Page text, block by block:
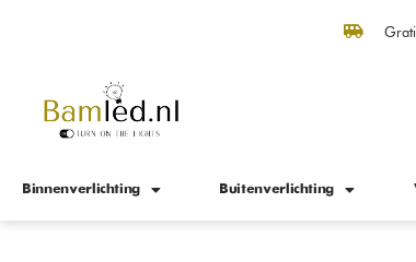
Binnenverlichting Buitenverlichting